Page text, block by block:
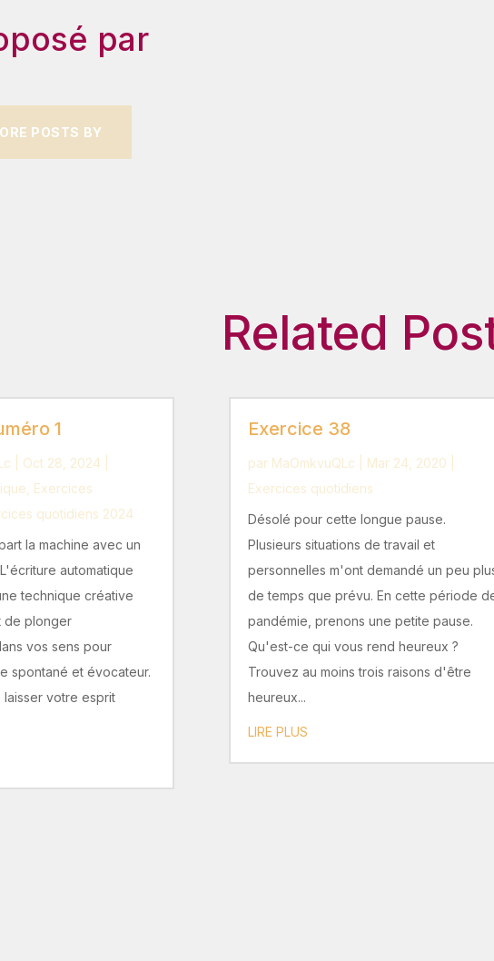
par
POSTS BY
Related
1
Oct 28, 2024
Exercices
quotidiens 2024
la machine avec un
automatique
technique créative
de plonger
vos sens pour
spontané et évocateur.
votre esprit
Exercice 38
par MaOmkvuQLc Mar 24, 2020
Exercices quotidiens
Désolé pour cette longue pause.
Plusieurs situations de travail et
personnelles m'ont demandé un peu
de temps que prévu. En cette période
pandémie, prenons une petite pause.
Qu'est-ce qui vous rend heureux ?
Trouvez au moins trois raisons d'être
heureux...
LIRE PLUS